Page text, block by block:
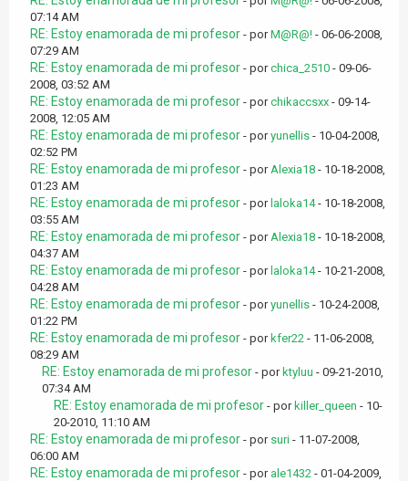
07:14 AM
RE: Estoy enamorada de mi profesor - porM@R@! - 06-06-2008,
07:29 AM
RE: Estoy enamorada de mi profesor - porchica_2510 - 09-06-
2008, 03:52 AM
RE: Estoy enamorada de mi profesor - porchikaccsxx - 09-14-
2008, 12:05 AM
RE: Estoy enamorada de mi profesor - poryunellis - 10-04-2008,
02:52 PM
RE: Estoy enamorada de mi profesor - porAlexia18 - 10-18-2008,
01:23 AM
RE: Estoy enamorada de mi profesor - por laloka14- 10-18-2008,
03:55 AM
RE: Estoy enamorada de mi profesor - porAlexia18 - 10-18-2008,
04:37 AM
RE: Estoy enamorada de mi profesor - por laloka14- 10-21-2008,
04:28 AM
RE: Estoy enamorada de mi profesor - poryunellis - 10-24-2008,
01:22 PM
RE: Estoy enamorada de mi profesor - por kfer22 - 11-06-2008,
08:29 AM
RE: Estoy enamorada de mi profesor - por ktyluu - 09-21-2010,
07:34 AM
RE: Estoy enamorada de mi profesor - por killer_queen - 10-
20-2010, 11:10 AM
RE: Estoy enamorada de mi profesor - por suri - 11-07-2008,
06:00 AM
RE: Estoy enamorada de mi profesor - por ale1432 - 01-04-2009,